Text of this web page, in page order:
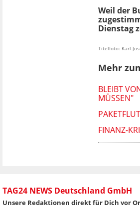
Weil der
Dienstag
Titelfoto: Karl-
Mehr
BLEIBT
MÜSSEN"
FINANZ-
TAG24 NEWS Deutschland GmbH
Unsere Redaktionen direkt für Dich vor